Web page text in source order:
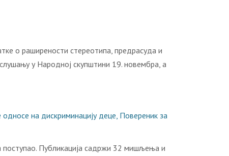
о раширености стереотипа, предрасуда и
у Народној скупштини 19. новембра, а
на дискриминацију деце, Повереник за
поступао. Публикација садржи 32 мишљења и